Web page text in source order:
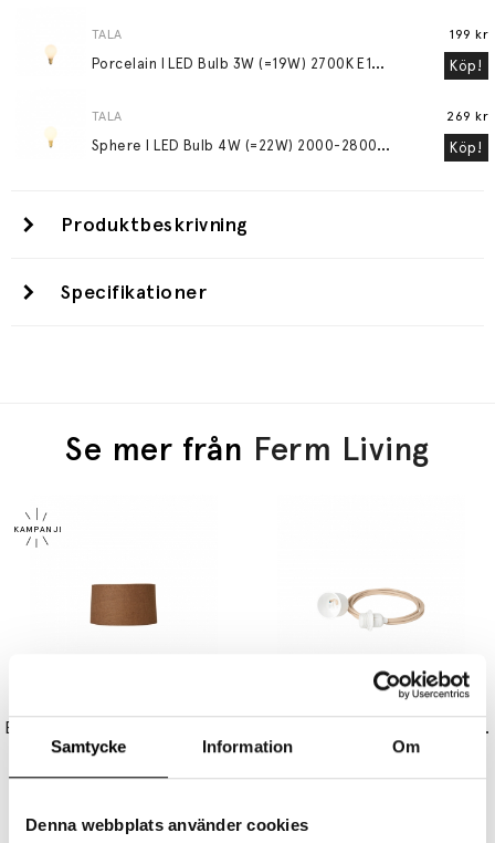
Samtycke Information Om
Denna webbplats använder cookies
TALA
P
orcelain I LED Bulb 3W (=19W) 2700K E14 Matte Porcelain
199 kr
Köp!
TALA
S
phere I LED Bulb 4W (=22W) 2000-2800K E14 Matte Porcelain
269 kr
Köp!
Produktbeskrivning
Specifikationer
Se mer från Ferm Living
1559 kr
FERM LIVING
Fabric Cord Set Pendel Sand 2m
309 kr